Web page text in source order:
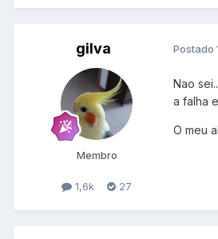
gilva
Membro
1,6k 27
Postado
Nao
a falha
O meu